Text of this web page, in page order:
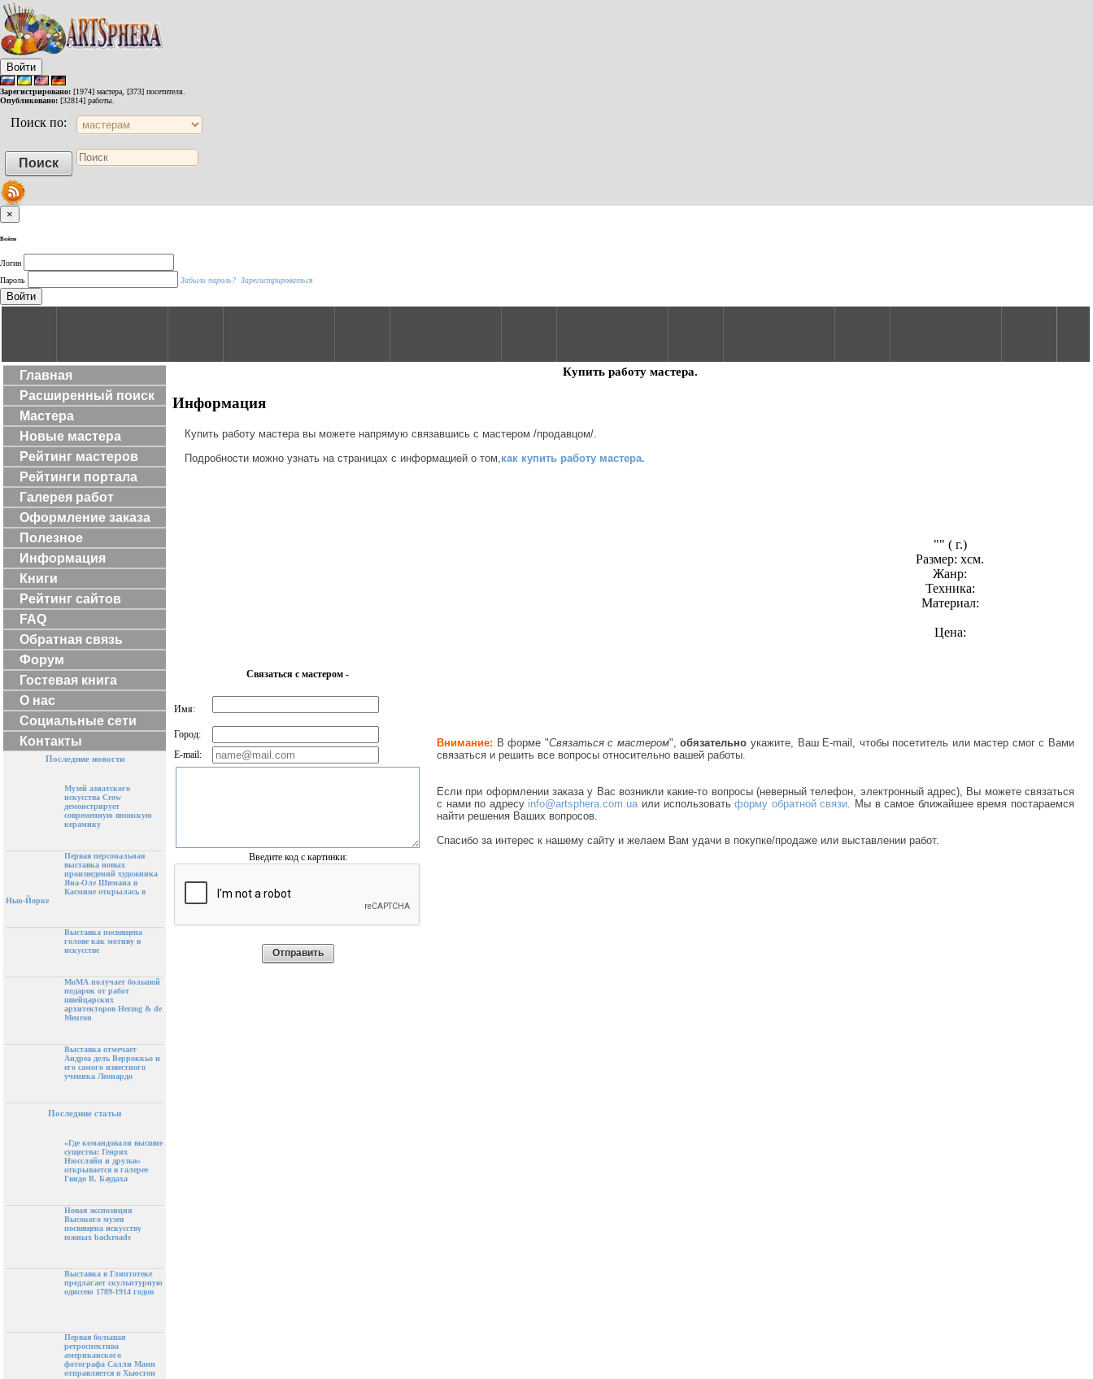
Войти
Зарегистрировано: [1974] мастера, [373] посетителя.
Опубликовано: [32814] работы.
Поиск по:
×
Войти
Логин
Пароль
Забыли пароль? Зарегистрироваться
Войти
Главная
Расширенный поиск
Мастера
Новые мастера
Рейтинг мастеров
Рейтинги портала
Галерея работ
Оформление заказа
Полезное
Информация
Книги
Рейтинг сайтов
FAQ
Обратная связь
Форум
Гостевая книга
О нас
Социальные сети
Контакты
Последние новости
Музей азиатского
искусства Crow
демонстрирует
современную японскую
керамику
Первая персональная
выставка новых
произведений художника
Яна-Оле Шимана в
Касмине открылась в
Нью-Йорке
Выставка посвящена
голове как мотиву в
искусстве
МоМА получает большой
подарок от работ
швейцарских
архитекторов Herzog & de
Meuron
Выставка отмечает
Андреа дель Верроккьо и
его самого известного
ученика Леонардо
Последние статьи
«Где командовали высшие
существа: Генрих
Нюссляйн и друзья»
открывается в галерее
Гвидо В. Баудаха
Новая экспозиция
Высокого музея
посвящена искусству
южных backroads
Выставка в Глиптотеке
предлагает скульптурную
одиссею 1789-1914 годов
Первая большая
ретроспектива
американского
фотографа Салли Манн
отправляется в Хьюстон
Купить работу мастера.
Информация
Купить работу мастера вы можете напрямую связавшись с мастером /продавцом/.
Подробности можно узнать на страницах с информацией о том, как купить работу мастера.
"" ( г.)
Размер: хсм.
Жанр:
Техника:
Материал:
Цена:
Связаться с мастером -
Внимание: В форме "Связаться с мастером",обязательно укажите, Ваш E-mail, чтобы посетитель или мастер смог с Вами
связаться и решить все вопросы относительно вашей работы.
Если при оформлении заказа у Вас возникли какие-то вопросы (неверный телефон, электронный адрес), Вы можете связаться
с нами по адресу info@artsphera.com.ua или использоватьформу обратной связи . Мы в самое ближайшее время постараемся
найти решения Ваших вопросов.
Спасибо за интерес к нашему сайту и желаем Вам удачи в покупке/продаже или выставлении работ.
Имя:
Город:
E-mail:
Введите код с картинки: